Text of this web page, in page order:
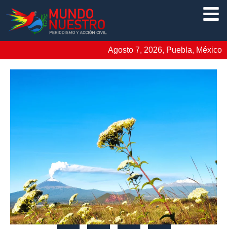
Agosto 7, 2026, Puebla, México